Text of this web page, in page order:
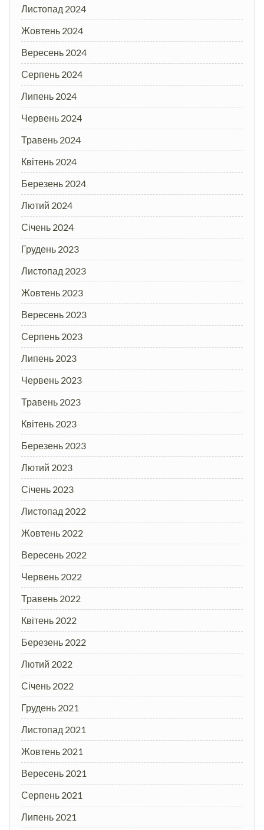
Листопад 2024
Жовтень 2024
Вересень 2024
Серпень 2024
Липень 2024
Червень 2024
Травень 2024
Квітень 2024
Березень 2024
Лютий 2024
Січень 2024
Грудень 2023
Листопад 2023
Жовтень 2023
Вересень 2023
Серпень 2023
Липень 2023
Червень 2023
Травень 2023
Квітень 2023
Березень 2023
Лютий 2023
Січень 2023
Листопад 2022
Жовтень 2022
Вересень 2022
Червень 2022
Травень 2022
Квітень 2022
Березень 2022
Лютий 2022
Січень 2022
Грудень 2021
Листопад 2021
Жовтень 2021
Вересень 2021
Серпень 2021
Липень 2021